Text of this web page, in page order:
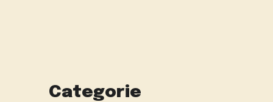
Categorie